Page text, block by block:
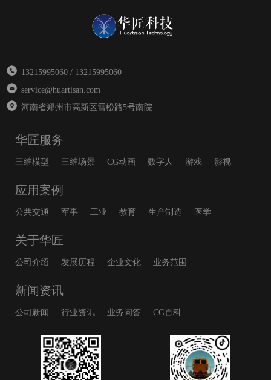
13215995060 / 13215995060
service@huartisan.com
河南省郑州市高新区雪松路5号南院
华匠服务
三维模型 三维场景 CG动画 数字人 游戏 影视
应用案例
公共交通 军事 工业 教育 生产制造 医学
关于华匠
公司介绍 发展历程 企业文化 业务范围
新闻资讯
公司新闻 行业资讯 业务问答 CG百科